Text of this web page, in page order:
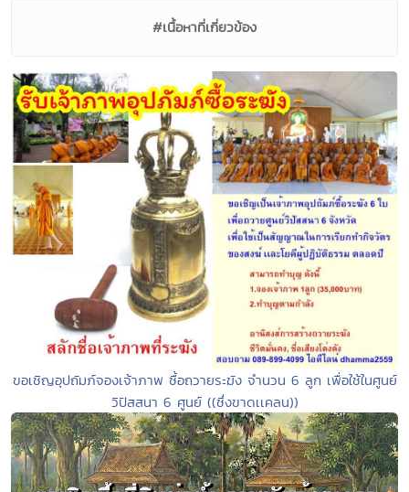
#เนื้อหาที่เกี่ยวข้อง
ขอเชิญอุปถัมภ์จองเจ้าภาพ ซื้อถวายระฆัง จำนวน 6 ลูก เพื่อใช้ในศูนย์
วิปัสสนา 6 ศูนย์ ((ซึ่งขาดเเคลน))